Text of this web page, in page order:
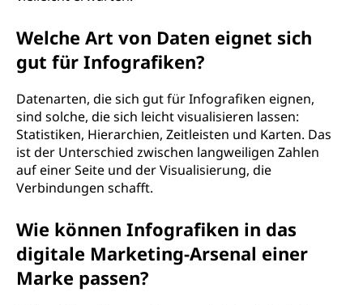
Welche Art von Daten eignet sich
gut für Infografiken?
Datenarten, die sich gut für Infografiken eignen,
sind solche, die sich leicht visualisieren lassen:
Statistiken, Hierarchien, Zeitleisten und Karten. Das
ist der Unterschied zwischen langweiligen Zahlen
auf einer Seite und der Visualisierung, die
Verbindungen schafft.
Wie können Infografiken in das
digitale Marketing-Arsenal einer
Marke passen?